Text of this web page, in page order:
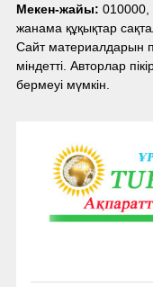
Мекен-жайы: 010000,
жанама құқықтар
Сайт материалдарын
міндетті. Авторлар
бермеуі мүмкін.